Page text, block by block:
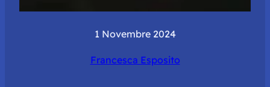
1 Novembre 2024
Francesca Esposito